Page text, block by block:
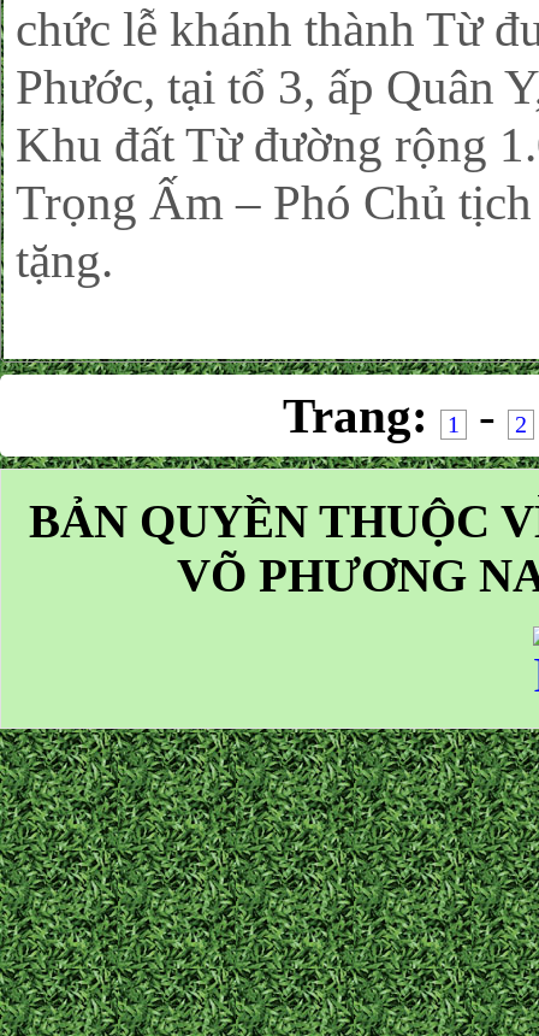
chức lễ khánh thành Từ
Phước, tại tổ 3, ấp Quân
Khu đất Từ đường rộng
Trọng Ấm – Phó Chủ
tặng.
Trang: 1 - 2
BẢN QUYỀN THUỘC
VÕ PHƯƠNG